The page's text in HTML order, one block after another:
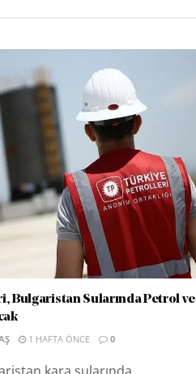
Bulgaristan Sularında Petrol ve
1 HAFTA ÖNCE 0